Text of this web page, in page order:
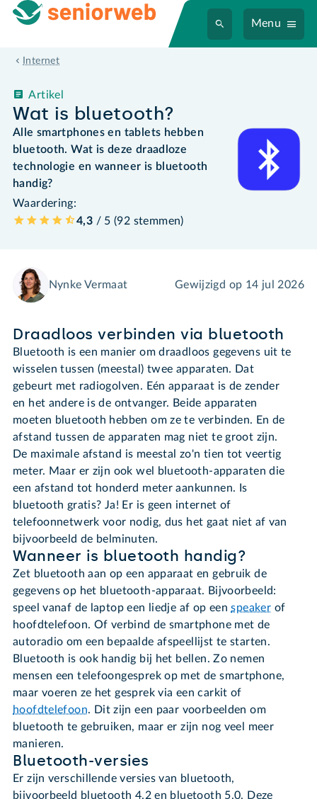
Menu
Internet
Wat is bluetooth?
Artikel
Alle smartphones en tablets hebben
bluetooth. Wat is deze draadloze
technologie en wanneer is bluetooth
handig?
Waardering:
4,3 / 5 (92 stemmen)
Nynke Vermaat Gewijzigd op 14 jul 2026
Draadloos verbinden via bluetooth
Bluetooth is een manier om draadloos gegevens uit te
wisselen tussen (meestal) twee apparaten. Dat
gebeurt met radiogolven. Eén apparaat is de zender
en het andere is de ontvanger. Beide apparaten
moeten bluetooth hebben om ze te verbinden. En de
afstand tussen de apparaten mag niet te groot zijn.
De maximale afstand is meestal zo'n tien tot veertig
meter. Maar er zijn ook wel bluetooth-apparaten die
een afstand tot honderd meter aankunnen. Is
bluetooth gratis? Ja! Er is geen internet of
telefoonnetwerk voor nodig, dus het gaat niet af van
bijvoorbeeld de belminuten.
Wanneer is bluetooth handig?
Zet bluetooth aan op een apparaat en gebruik de
gegevens op het bluetooth-apparaat. Bijvoorbeeld:
speel vanaf de laptop een liedje af op eenspeaker of
hoofdtelefoon. Of verbind de smartphone met de
autoradio om een bepaalde afspeellijst te starten.
Bluetooth is ook handig bij het bellen. Zo nemen
mensen een telefoongesprek op met de smartphone,
maar voeren ze het gesprek via een carkit of
hoofdtelefoon. Dit zijn een paar voorbeelden om
bluetooth te gebruiken, maar er zijn nog veel meer
manieren.
Bluetooth-versies
Er zijn verschillende versies van bluetooth,
bijvoorbeeld bluetooth 4.2 en bluetooth 5.0. Deze